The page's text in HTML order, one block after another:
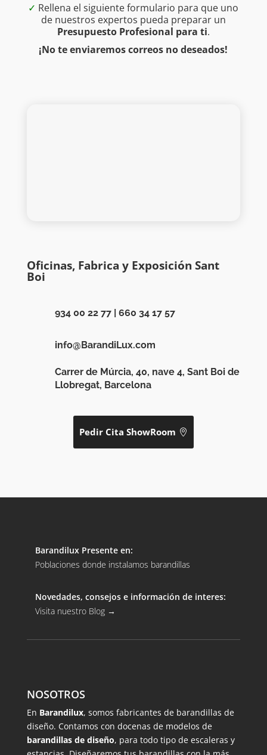
✓ Rellena el siguiente formulario para que uno
de nuestros expertos pueda preparar un
Presupuesto Profesional para ti.
¡No te enviaremos correos no deseados!
Oficinas, Fabrica y Exposición Sant
Boi
934 00 22 77| 660 34 17 57
info@BarandiLux.com
Carrer de Múrcia, 40, nave 4, Sant Boi de
Llobregat, Barcelona
Pedir Cita ShowRoom
Barandilux Presente en:
Poblaciones donde instalamos barandillas
Novedades, consejos e información de interes:
Visita nuestro Blog →
NOSOTROS
En Barandilux, somos fabricantes de barandillas de
diseño. Contamos con docenas de modelos de
barandillas de diseño, para todo tipo de escaleras y